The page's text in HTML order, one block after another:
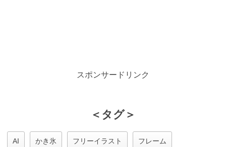
スポンサードリンク
＜タグ＞
AI かき氷 フリーイラスト フレーム